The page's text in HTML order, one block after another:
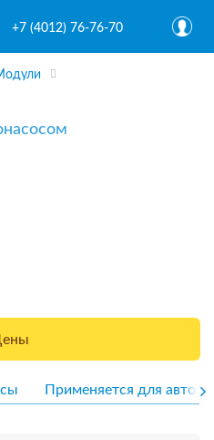
+7 (4012) 76-76-70
Применяется для авто